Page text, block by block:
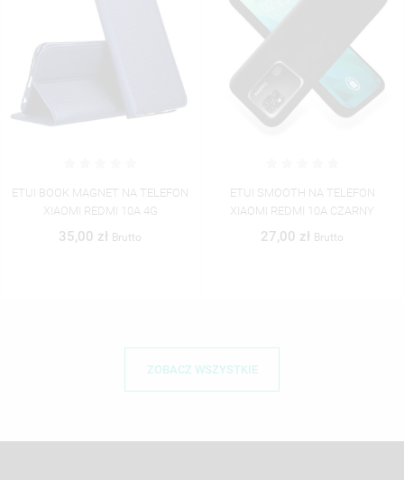
ETUI BOOK MAGNET NA TELEFON
XIAOMI REDMI 10A 4G
35,00 zł Brutto
ETUI SMOOTH NA TELEFON
XIAOMI REDMI 10A CZARNY
27,00 zł Brutto
ZOBACZ WSZYSTKIE